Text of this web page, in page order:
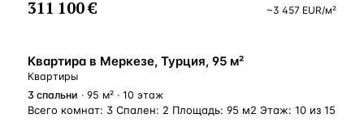
311 100 € ~3 457 EUR/м²
ВНЖ
Квартира в Меркезе, Турция, 95 м²
Квартиры
3 спальни · 95 м² · 10 этаж
Всего комнат: 3 Спален: 2 Площадь: 95 м2 Этаж: 10 из 15